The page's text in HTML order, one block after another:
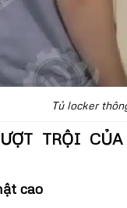
Tủ locker
TRỘI CỦA
cao